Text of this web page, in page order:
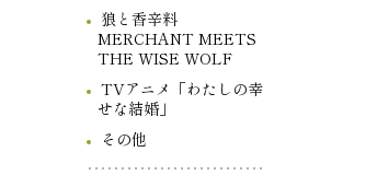
狼と香辛料
MERCHANT MEETS
THE WISE WOLF
TVアニメ「わたしの幸
せな結婚」
その他